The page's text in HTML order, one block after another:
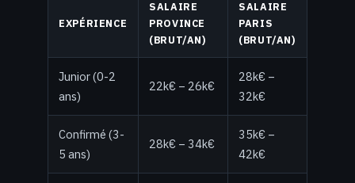
EXPÉRIENCE
SALAIRE
PROVINCE
(BRUT/AN)
SALAIRE
PARIS
(BRUT/AN)
Junior (0-2
ans)
22k€ – 26k€
28k€ –
32k€
Confirmé (3-
5 ans)
28k€ – 34k€
35k€ –
42k€